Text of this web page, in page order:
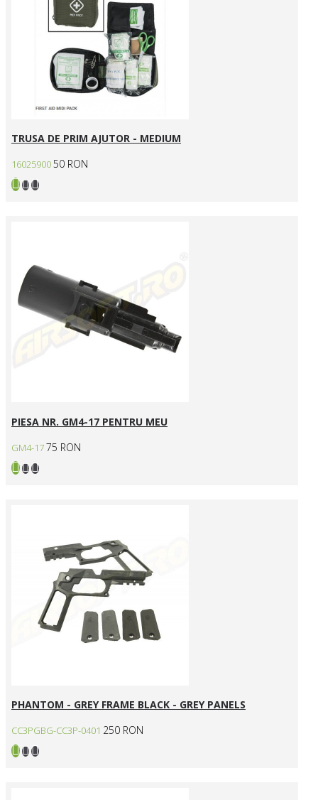
TRUSA DE PRIM AJUTOR - MEDIUM
1602590050 RON
PIESA NR. GM4-17 PENTRU MEU
GM4-1775 RON
PHANTOM - GREY FRAME BLACK - GREY PANELS
CC3PGBG-CC3P-0401 250 RON